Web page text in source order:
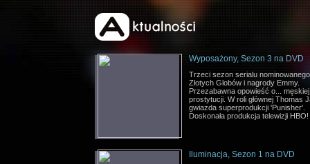
Wyposażony, Sezon 3 na DVD
Trzeci sezon serialu
Złotych Globów i nagrody Emmy.
Przezabawna opowieść o... męskiej
prostytucji. W roli głównej Thomas
gwiazda superprodukcji 'Punisher'.
Doskonała produkcja telewizji HBO!
Iluminacja, Sezon 1 na DVD